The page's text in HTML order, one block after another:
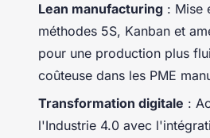
Lean manufacturing : Mise
méthodes 5S, Kanban et
pour une production plus
coûteuse dans les PME
Transformation digitale :
l'Industrie 4.0 avec